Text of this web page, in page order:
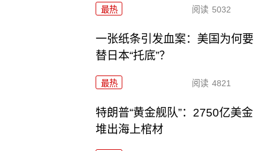
最热 阅读 5032
一张纸条引发血案：美国为何要
替日本“托底”？
最热 阅读 4821
特朗普“黄金舰队”：2750亿美金
堆出海上棺材